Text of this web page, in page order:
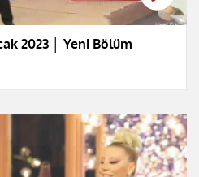
2023 │ Yeni Bölüm